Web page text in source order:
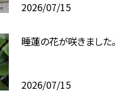
2026/07/15
睡蓮の花が咲きました。
2026/07/15